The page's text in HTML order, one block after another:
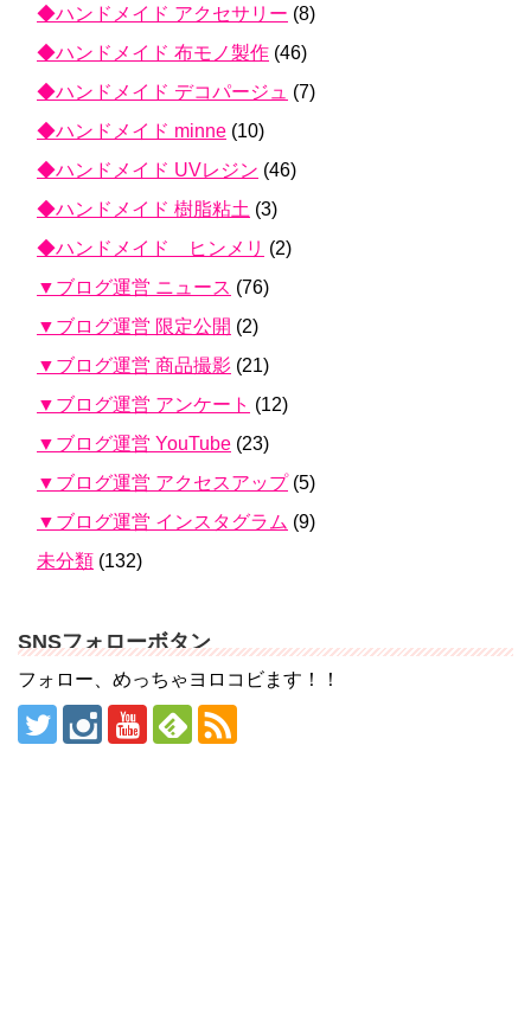
◆ハンドメイド アクセサリー (8)
◆ハンドメイド 布モノ製作 (46)
◆ハンドメイド デコパージュ (7)
◆ハンドメイド minne (10)
◆ハンドメイド UVレジン (46)
◆ハンドメイド 樹脂粘土 (3)
◆ハンドメイド ヒンメリ (2)
▼ブログ運営 ニュース (76)
▼ブログ運営 限定公開 (2)
▼ブログ運営 商品撮影 (21)
▼ブログ運営 アンケート (12)
▼ブログ運営 YouTube (23)
▼ブログ運営 アクセスアップ(5)
▼ブログ運営 インスタグラム (9)
未分類 (132)
SNSフォローボタン
フォロー、めっちゃヨロコビます！！